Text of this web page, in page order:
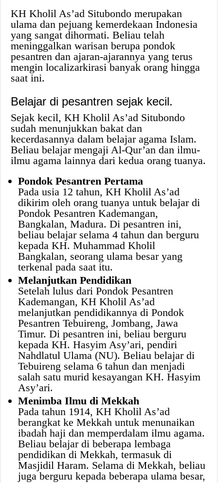
KH Kholil As’ad Situbondo merupakan
ulama dan pejuang kemerdekaan Indonesia
yang sangat dihormati. Beliau telah
meninggalkan warisan berupa pondok
pesantren dan ajaran-ajarannya yang terus
mengin localizarkirasi banyak orang hingga
saat ini.
Belajar di pesantren sejak kecil.
Sejak kecil, KH Kholil As’ad Situbondo
sudah menunjukkan bakat dan
kecerdasannya dalam belajar agama Islam.
Beliau belajar mengaji Al-Qur’an dan ilmu-
ilmu agama lainnya dari kedua orang tuanya.
Pondok Pesantren Pertama
Pada usia 12 tahun, KH Kholil As’ad
dikirim oleh orang tuanya untuk belajar di
Pondok Pesantren Kademangan,
Bangkalan, Madura. Di pesantren ini,
beliau belajar selama 4 tahun dan berguru
kepada KH. Muhammad Kholil
Bangkalan, seorang ulama besar yang
terkenal pada saat itu.
Melanjutkan Pendidikan
Setelah lulus dari Pondok Pesantren
Kademangan, KH Kholil As’ad
melanjutkan pendidikannya di Pondok
Pesantren Tebuireng, Jombang, Jawa
Timur. Di pesantren ini, beliau berguru
kepada KH. Hasyim Asy’ari, pendiri
Nahdlatul Ulama (NU). Beliau belajar di
Tebuireng selama 6 tahun dan menjadi
salah satu murid kesayangan KH. Hasyim
Asy’ari.
Menimba Ilmu di Mekkah
Pada tahun 1914, KH Kholil As’ad
berangkat ke Mekkah untuk menunaikan
ibadah haji dan memperdalam ilmu agama.
Beliau belajar di beberapa lembaga
pendidikan di Mekkah, termasuk di
Masjidil Haram. Selama di Mekkah, beliau
juga berguru kepada beberapa ulama besar,